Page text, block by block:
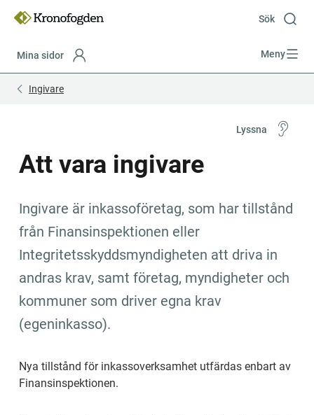
innehåll
Sök
Mina sidor Meny
Ingivare
Lyssna
Att vara ingivare
Ingivare är inkassoföretag, som har tillstånd
från Finansinspektionen eller
Integritetsskyddsmyndigheten att driva in
andras krav, samt företag, myndigheter och
kommuner som driver egna krav
(egeninkasso).
Nya tillstånd för inkassoverksamhet utfärdas enbart av
Finansinspektionen.
start
end